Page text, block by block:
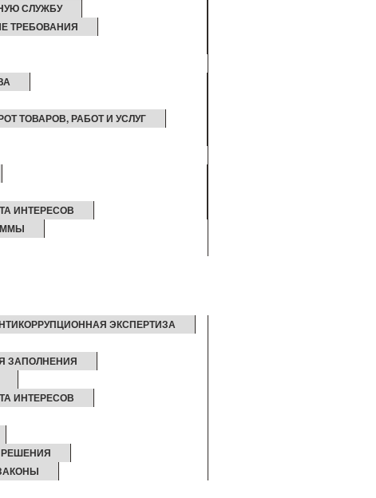
СЛУЖБУ
ТРЕБОВАНИЯ
ТОВАРОВ, РАБОТ И УСЛУГ
ИНТЕРЕСОВ
ЭКСПЕРТИЗА
ЗАПОЛНЕНИЯ
ИНТЕРЕСОВ
РЕШЕНИЯ